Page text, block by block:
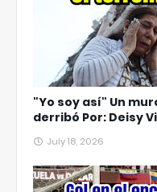
"Yo soy así" Un
derribó Por: Deisy
July 18, 2026